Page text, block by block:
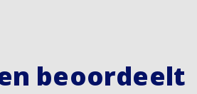
beoordeelt